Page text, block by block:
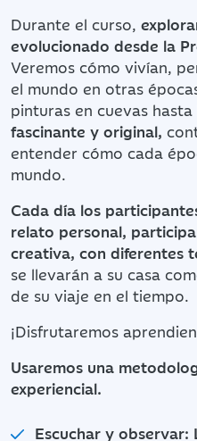
Durante el curso,
evolucionado desde la
Veremos cómo vivían,
el mundo en otras
pinturas en cuevas hasta
fascinante y original,
entender cómo cada
mundo.
Cada día los
relato personal,
creativa, con diferentes
se llevarán a su casa
de su viaje en el tiempo.
¡Disfrutaremos
Usaremos una
experiencial.
Escuchar y observar: